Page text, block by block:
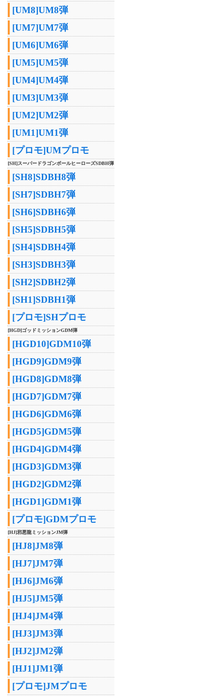
[UM8]UM8弾
[UM7]UM7弾
[UM6]UM6弾
[UM5]UM5弾
[UM4]UM4弾
[UM3]UM3弾
[UM2]UM2弾
[UM1]UM1弾
[プロモ]UMプロモ
[SH]スーパードラゴンボールヒーローズSDBH弾
[SH8]SDBH8弾
[SH7]SDBH7弾
[SH6]SDBH6弾
[SH5]SDBH5弾
[SH4]SDBH4弾
[SH3]SDBH3弾
[SH2]SDBH2弾
[SH1]SDBH1弾
[プロモ]SHプロモ
[HGD]ゴッドミッションGDM弾
[HGD10]GDM10弾
[HGD9]GDM9弾
[HGD8]GDM8弾
[HGD7]GDM7弾
[HGD6]GDM6弾
[HGD5]GDM5弾
[HGD4]GDM4弾
[HGD3]GDM3弾
[HGD2]GDM2弾
[HGD1]GDM1弾
[プロモ]GDMプロモ
[HJ]邪悪龍ミッションJM弾
[HJ8]JM8弾
[HJ7]JM7弾
[HJ6]JM6弾
[HJ5]JM5弾
[HJ4]JM4弾
[HJ3]JM3弾
[HJ2]JM2弾
[HJ1]JM1弾
[プロモ]JMプロモ